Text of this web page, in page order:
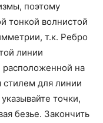
поэтому
тонкой волнистой
т.к. Ребро
линии
расположенной на
стилем для линии
точки,
безье. Закончить